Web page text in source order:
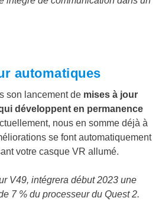
automatiques
son lancement de mises à jour
développent en permanence
nous en somme déjà à
se font automatiquement
votre casque VR allumé.
V49, intégrera début 2023 une
7 % du processeur du Quest 2.